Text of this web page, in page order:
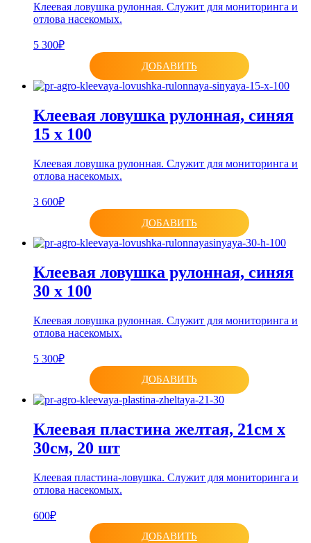
Клеевая ловушка рулонная. Служит для мониторинга и
отлова насекомых.
5 300₽
ДОБАВИТЬ
Клеевая ловушка рулонная, синяя
15 x 100
Клеевая ловушка рулонная. Служит для мониторинга и
отлова насекомых.
3 600₽
ДОБАВИТЬ
Клеевая ловушка рулонная, синяя
30 х 100
Клеевая ловушка рулонная. Служит для мониторинга и
отлова насекомых.
5 300₽
ДОБАВИТЬ
Клеевая пластина желтая, 21см х
30см, 20 шт
Клеевая пластина-ловушка. Служит для мониторинга и
отлова насекомых.
600₽
ДОБАВИТЬ